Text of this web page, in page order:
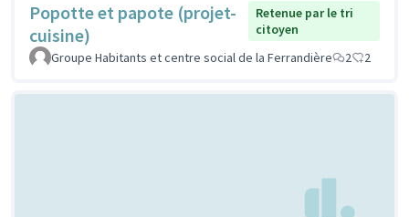
Popotte et papote (projet-
cuisine)
Retenue par le tri
citoyen
Groupe Habitants et centre social de la Ferrandière
2 2